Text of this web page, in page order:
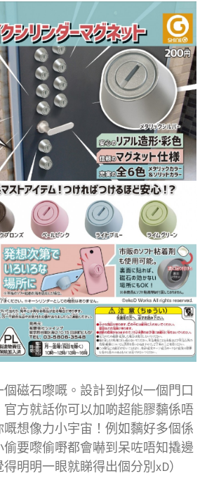
磁石嚟嘅。設計到好似一個門口
方就話你可以加啲超能膠黐係唔
嘅想像力小宇宙！例如黐好多個係
偷要嚟偷嘢都會嚇到呆咗唔知撬邊
明明一眼就睇得出個分別xD）